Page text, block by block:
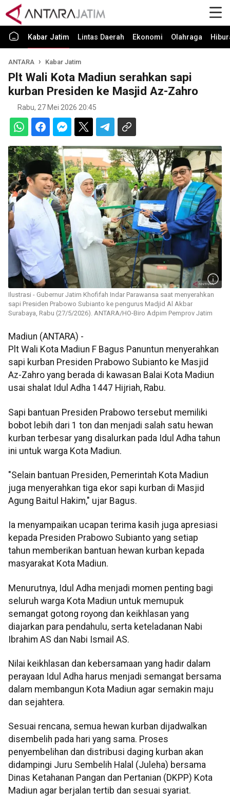
Kabar Jatim Lintas Daerah Ekonomi Olahraga
ANTARA Kabar Jatim
Plt Wali Kota Madiun serahkan sapi
kurban Presiden ke Masjid Az-Zahro
Rabu, 27 Mei 2026 20:45
Ilustrasi - Gubernur Jatim Khofifah Indar Parawansa saat menyerahkan
sapi Presiden Prabowo Subianto ke pengurus Madjid Al Akbar
Surabaya, Rabu (27/5/2026). ANTARA/HO-Biro Adpim Pemprov Jatim
Madiun (ANTARA) -
Plt Wali Kota Madiun F Bagus Panuntun menyerahkan
sapi kurban Presiden Prabowo Subianto ke Masjid
Az-Zahro yang berada di kawasan Balai Kota Madiun
usai shalat Idul Adha 1447 Hijriah, Rabu.
Sapi bantuan Presiden Prabowo tersebut memiliki
bobot lebih dari 1 ton dan menjadi salah satu hewan
kurban terbesar yang disalurkan pada Idul Adha tahun
ini untuk warga Kota Madiun.
"Selain bantuan Presiden, Pemerintah Kota Madiun
juga menyerahkan tiga ekor sapi kurban di Masjid
Agung Baitul Hakim," ujar Bagus.
Ia menyampaikan ucapan terima kasih juga apresiasi
kepada Presiden Prabowo Subianto yang setiap
tahun memberikan bantuan hewan kurban kepada
masyarakat Kota Madiun.
Menurutnya, Idul Adha menjadi momen penting bagi
seluruh warga Kota Madiun untuk memupuk
semangat gotong royong dan keikhlasan yang
diajarkan para pendahulu, serta keteladanan Nabi
Ibrahim AS dan Nabi Ismail AS.
Nilai keikhlasan dan kebersamaan yang hadir dalam
perayaan Idul Adha harus menjadi semangat bersama
dalam membangun Kota Madiun agar semakin maju
dan sejahtera.
Sesuai rencana, semua hewan kurban dijadwalkan
disembelih pada hari yang sama. Proses
penyembelihan dan distribusi daging kurban akan
didampingi Juru Sembelih Halal (Juleha) bersama
Dinas Ketahanan Pangan dan Pertanian (DKPP) Kota
Madiun agar berjalan tertib dan sesuai syariat.